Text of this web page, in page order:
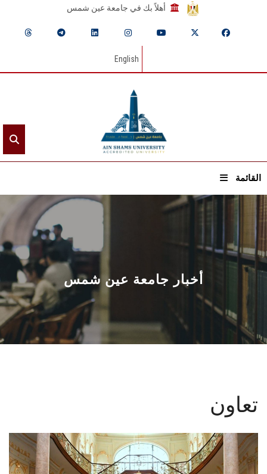
أهلاً بك في جامعة عين شمس
English
القائمة
الرئيسيـة
عن الجامعة
القطاعـات
الشئون الأكاديمية
البحث العلمي
الأنظمة الذكية
أخبار جامعة عين شمس
تعاون